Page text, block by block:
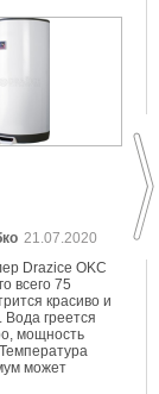
21.07.2020
Drazice OKC
всего 75
красиво и
греется
мощность
может
градусов.